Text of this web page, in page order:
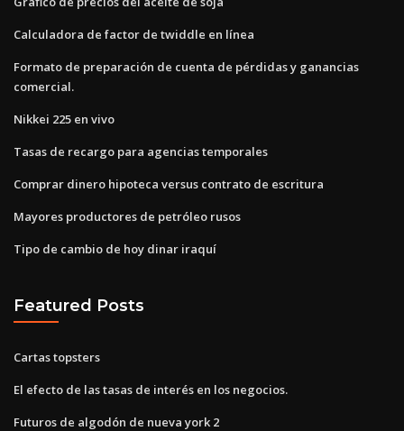
Calculadora de factor de twiddle en línea
Formato de preparación de cuenta de pérdidas y ganancias
comercial.
Nikkei 225 en vivo
Tasas de recargo para agencias temporales
Comprar dinero hipoteca versus contrato de escritura
Mayores productores de petróleo rusos
Tipo de cambio de hoy dinar iraquí
Featured Posts
Cartas topsters
El efecto de las tasas de interés en los negocios.
Futuros de algodón de nueva york 2